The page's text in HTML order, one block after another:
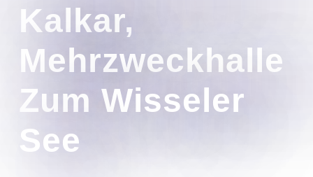
Kalkar,
Mehrzweckhalle
Zum Wisseler
See